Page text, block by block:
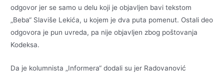
odgovor jer se samo u delu koji je objavljen bavi tekstom
„Beba“ Slaviše Lekića, u kojem je dva puta pomenut. Ostali deo
odgovora je pun uvreda, pa nije objavljen zbog poštovanja
Kodeksa.
Da je kolumnista „Informera“ dodali su jer Radovanović